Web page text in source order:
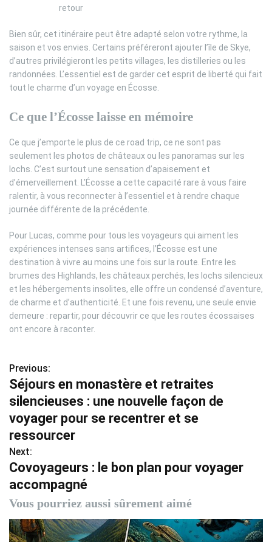
retour
Bien sûr, cet itinéraire peut être adapté selon votre rythme, la
saison et vos envies. Certains préféreront ajouter l’île de Skye,
d’autres privilégieront les petits villages, les distilleries ou les
randonnées. L’essentiel est de garder cet esprit de liberté qui fait
tout le charme d’un voyage en Écosse.
Ce que l’Écosse laisse en mémoire
Ce que j’emporte le plus de ce road trip, ce ne sont pas
seulement les photos de châteaux ou les panoramas sur les
lochs. C’est surtout une sensation d’apaisement et
d’émerveillement. L’Écosse a cette capacité rare à vous faire
ralentir, à vous reconnecter à l’essentiel et à rendre chaque
journée différente de la précédente.
Pour Lucas, comme pour tous les voyageurs qui aiment les
expériences intenses sans artifices, l’Écosse est une
destination à vivre au moins une fois sur la route. Entre les
brumes des Highlands, les châteaux perchés, les lochs silencieux
et les hébergements insolites, elle offre un condensé d’aventure,
de charme et d’authenticité. Et une fois revenu, une seule envie
demeure : repartir, pour découvrir ce que les routes écossaises
ont encore à raconter.
N
a
v
i
g
a
t
i
Previous:
Séjours en monastère et retraites
silencieuses : une nouvelle façon de
voyager pour se recentrer et se
ressourcer
Next:
Covoyageurs : le bon plan pour voyager
accompagné
Vous pourriez aussi sûrement aimé